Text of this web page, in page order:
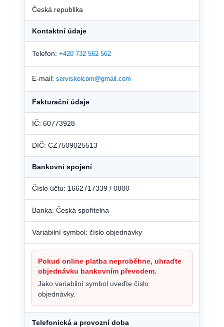
Česká republika
Kontaktní údaje
Telefon: +420 732 562 562
E-mail: serviskolcom@gmail.com
Fakturační údaje
IČ: 60773928
DIČ: CZ7509025513
Bankovní spojení
Číslo účtu: 1662717339 / 0800
Banka: Česká spořitelna
Variabilní symbol: číslo objednávky
Pokud online platba neproběhne, uhraďte
objednávku bankovním převodem.
Jako variabilní symbol uveďte číslo
objednávky.
Telefonická a provozní doba